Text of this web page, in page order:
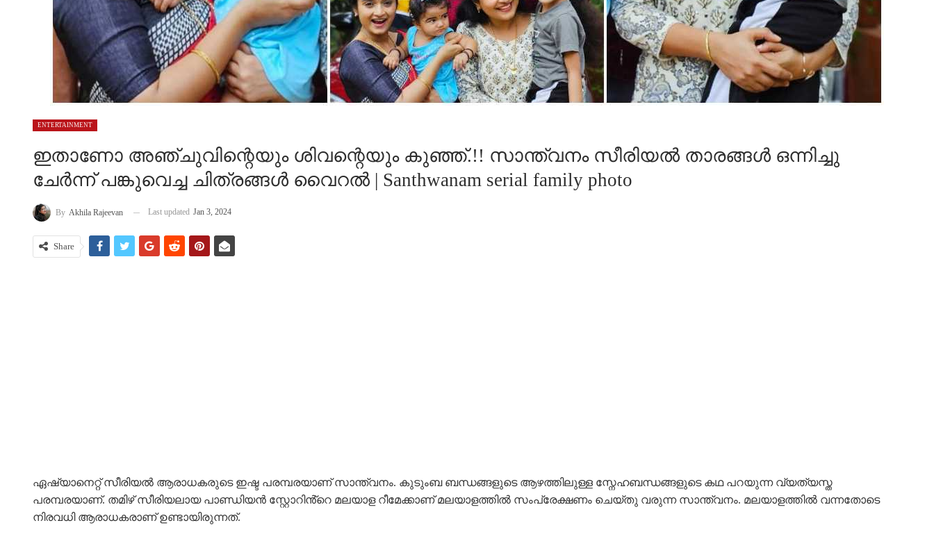
ENTERTAINMENT
ഇതാണോ അഞ്ചുവിന്റെയും ശിവന്റെയും കുഞ്ഞ്.!! സാന്ത്വനം സീരിയൽ താരങ്ങൾ ഒന്നിച്ചു
ചേർന്ന് പങ്കുവെച്ച ചിത്രങ്ങൾ വൈറൽ | Santhwanam serial family photo
By Akhila Rajeevan Last updated Jan 3, 2024
Share
ഏഷ്യാനെറ്റ് സീരിയൽ ആരാധകരുടെ ഇഷ്ട പരമ്പരയാണ് സാന്ത്വനം. കുടുംബ ബന്ധങ്ങളുടെ ആഴത്തിലുള്ള സ്നേഹബന്ധങ്ങളുടെ കഥ പറയുന്ന വ്യത്യസ്ത
പരമ്പരയാണ്. തമിഴ് സീരിയലായ പാണ്ഡിയൻ സ്റ്റോറിൻ്റെ മലയാള റീമേക്കാണ് മലയാളത്തിൽ സംപ്രേക്ഷണം ചെയ്തു വരുന്ന സാന്ത്വനം. മലയാളത്തിൽ വന്നതോടെ
നിരവധി ആരാധകരാണ് ഉണ്ടായിരുന്നത്.